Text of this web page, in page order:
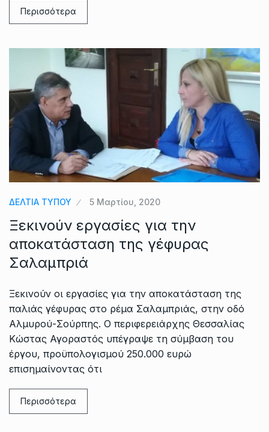
Περισσότερα
ΔΕΛΤΙΑ ΤΥΠΟΥ 5 Μαρτίου, 2020
Ξεκινούν εργασίες για την
αποκατάσταση της γέφυρας
Σαλαμπριά
Ξεκινούν οι εργασίες για την αποκατάσταση της
παλιάς γέφυρας στο ρέμα Σαλαμπριάς, στην οδό
Αλμυρού-Σούρπης. Ο περιφερειάρχης Θεσσαλίας
Κώστας Αγοραστός υπέγραψε τη σύμβαση του
έργου, προϋπολογισμού 250.000 ευρώ
επισημαίνοντας ότι
Περισσότερα